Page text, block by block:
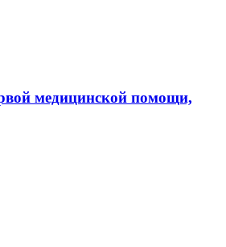
медицинской помощи,